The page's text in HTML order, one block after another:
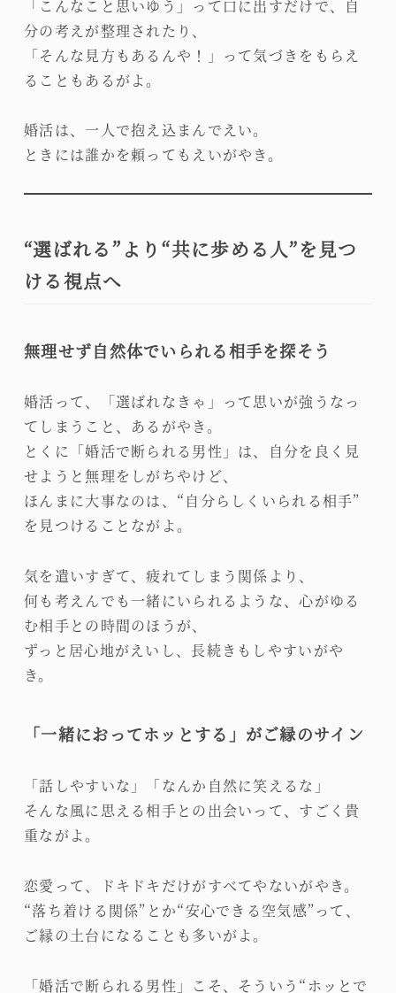
「こんなこと思いゆう」って口に出すだけで、自
分の考えが整理されたり、
「そんな見方もあるんや！」って気づきをもらえ
ることもあるがよ。
婚活は、一人で抱え込まんでえい。
ときには誰かを頼ってもえいがやき。
“選ばれる”より“共に歩める人”を見つ
ける視点へ
無理せず自然体でいられる相手を探そう
婚活って、「選ばれなきゃ」って思いが強うなっ
てしまうこと、あるがやき。
とくに「婚活で断られる男性」は、自分を良く見
せようと無理をしがちやけど、
ほんまに大事なのは、“自分らしくいられる相手”
を見つけることながよ。
気を遣いすぎて、疲れてしまう関係より、
何も考えんでも一緒にいられるような、心がゆる
む相手との時間のほうが、
ずっと居心地がえいし、長続きもしやすいがや
き。
「一緒におってホッとする」がご縁のサイン
「話しやすいな」「なんか自然に笑えるな」
そんな風に思える相手との出会いって、すごく貴
重ながよ。
恋愛って、ドキドキだけがすべてやないがやき。
“落ち着ける関係”とか“安心できる空気感”って、
ご縁の土台になることも多いがよ。
「婚活で断られる男性」こそ、そういう“ホッとで